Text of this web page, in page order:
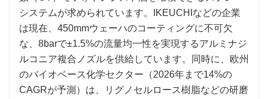
システムが求められています。IKEUCHIなどの企業
は現在、450mmウェーハのコーティングに不可欠
な、8barで±1.5%の流量均一性を実現するアルミナジ
ルコニア複合ノズルを供給しています。同時に、欧州
のバイオベース化学セクター（2026年まで14%の
CAGRが予測）は、リグノセルロース樹脂などの研磨